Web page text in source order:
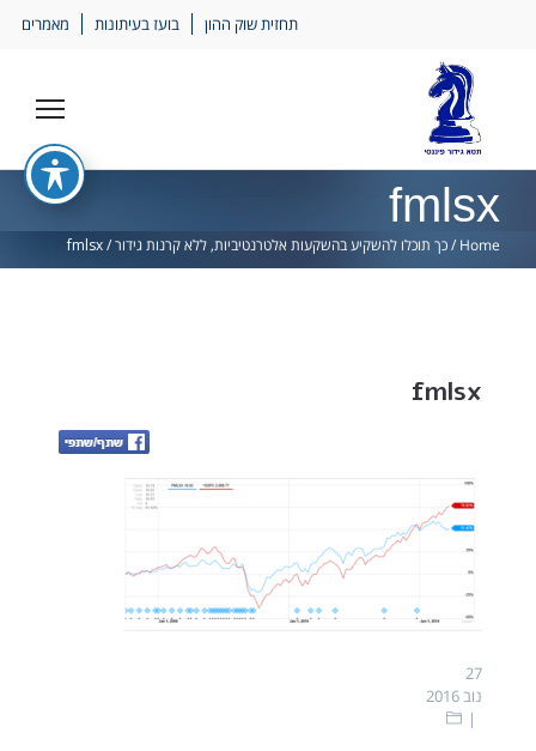
תחזית שוק ההון בועז בעיתונות מאמרים
fmlsx
Home
/כך תוכלו להשקיע בהשקעות אלטרנטיביות, ללא קרנות גידור/
fmlsx
fmlsx
27
נוב 2016